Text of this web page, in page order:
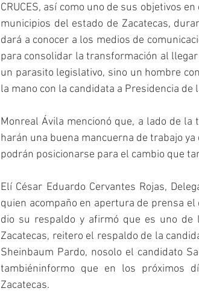
CRUCES, así como uno de sus objetivos
municipios del estado de Zacatecas,
dará a conocer a los medios de
para consolidar la transformación al
un parasito legislativo, sino un hombre
la mano con la candidata a Presidencia
Monreal Ávila mencionó que, a lado de la
harán una buena mancuerna de trabajo
podrán posicionarse para el cambio que
Elí César Eduardo Cervantes Rojas,
quien acompaño en apertura de prensa
dio su respaldo y afirmó que es uno de
Zacatecas, reitero el respaldo de la
Sheinbaum Pardo, nosolo el candidato
tambiéninformo que en los próximos
Zacatecas.